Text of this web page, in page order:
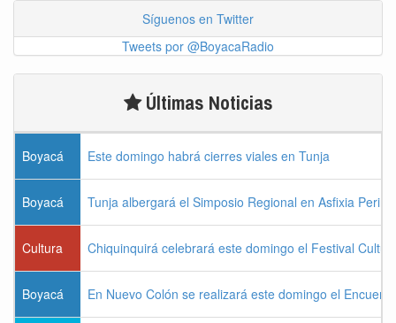
Síguenos en Twitter
Tweets por @BoyacaRadio
Últimas Noticias
Boyacá Este domingo habrá cierres viales en Tunja
Boyacá Tunja albergará el Simposio Regional en Asfixia
Cultura Chiquinquirá celebrará este domingo el Festival
Boyacá En Nuevo Colón se realizará este domingo el